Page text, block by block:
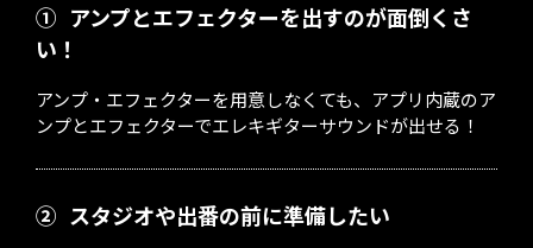
① アンプとエフェクターを出すのが面倒くさ
い！
アンプ・エフェクターを用意しなくても、アプリ内蔵のア
ンプとエフェクターでエレキギターサウンドが出せる！
② スタジオや出番の前に準備したい